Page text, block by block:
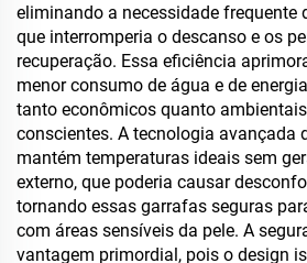
eliminando a necessidade frequente
que interromperia o descanso e os
recuperação. Essa eficiência
menor consumo de água e de
tanto econômicos quanto
conscientes. A tecnologia avançada
mantém temperaturas ideais sem
externo, que poderia causar
tornando essas garrafas seguras
com áreas sensíveis da pele. A
vantagem primordial, pois o design